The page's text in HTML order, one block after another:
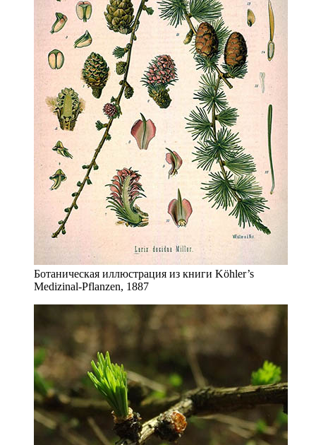
Ботаническая иллюстрация из книги Köhler’s
Medizinal-Pflanzen, 1887